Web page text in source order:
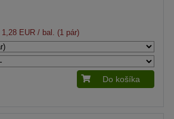
1,28 EUR / bal. (1 pár)
Do košíka